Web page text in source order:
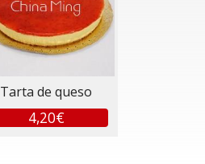
Tarta de queso
4,20€